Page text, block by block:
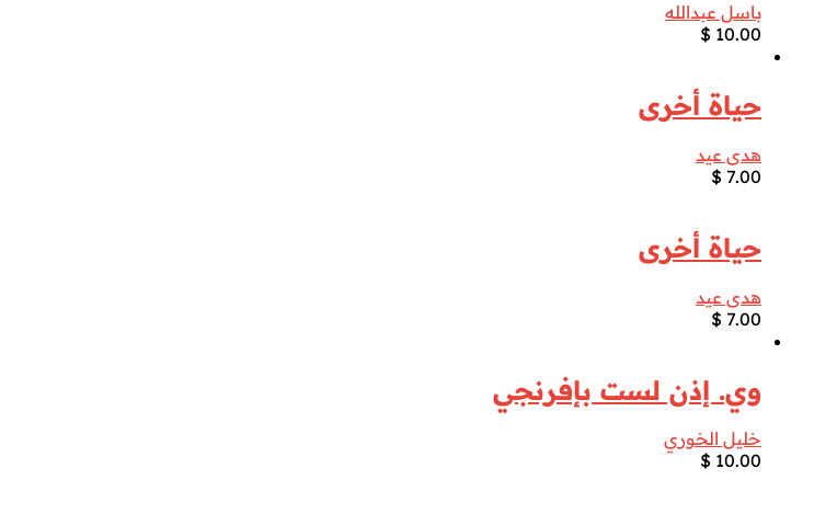
باسل عبدالله
$ 10.00
حياة أخرى
هدى عيد
$ 7.00
حياة أخرى
هدى عيد
$ 7.00
وي. إذن لست بإفرنجي
خليل الخوري
$ 10.00